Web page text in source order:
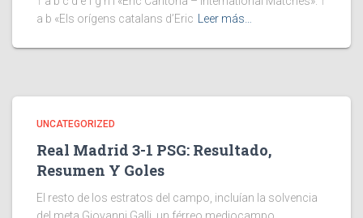
a b «Els orígens catalans d’Eric Leer más…
UNCATEGORIZED
Real Madrid 3-1 PSG: Resultado,
Resumen Y Goles
El resto de los estratos del campo, incluían la solvencia